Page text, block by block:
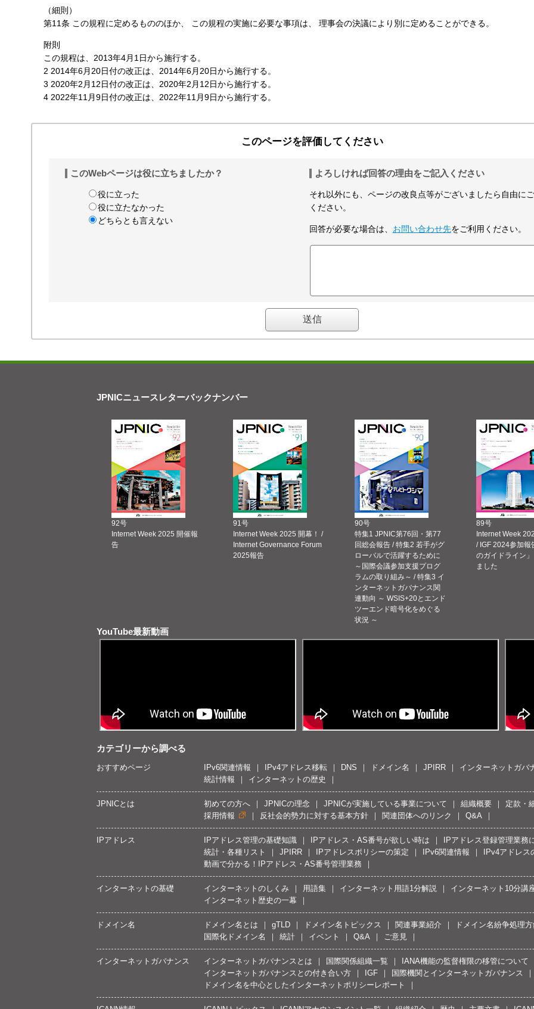
（細則）
第11条 この規程に定めるもののほか、 この規程の実施に必要な事項は、 理事会の決議により別に定めることができる。
附則
この規程は、2013年4月1日から施行する。
2 2014年6月20日付の改正は、2014年6月20日から施行する。
3 2020年2月12日付の改正は、2020年2月12日から施行する。
4 2022年11月9日付の改正は、2022年11月9日から施行する。
このページを評価してください
このWebページは役に立ちましたか？
役に立った
役に立たなかった
どちらとも言えない
よろしければ回答の理由をご記入ください
それ以外にも、ページの改良点等がございましたら自由に
ください。
回答が必要な場合は、 お問い合わせ先をご利用ください。
JPNICニュースレターバックナンバー
92号
Internet Week 2025 開催報
告
91号
Internet Week 2025 開幕！ /
Internet Governance Forum
2025報告
90号
特集1 JPNIC第76回・第77
回総会報告 / 特集2 若手がグ
ローバルで活躍するために
～国際会議参加支援プログ
ラムの取り組み～ / 特集3 イ
ンターネットガバナンス関
連動向 ～ WSIS+20とエンド
ツーエンド暗号化をめぐる
状況 ～
89号
Internet Week
/ IGF 2024参加報
のガイドライン
ました
YouTube最新動画
カテゴリーから調べる
おすすめページ IPv6関連情報 IPv4アドレス移転 DNS ドメイン名 JPIRR
インターネットガバ
統計情報
インターネットの歴史
JPNICとは 初めての方へ JPNICの理念 JPNICが実施している事業について 組織概要
定款・
採用情報
反社会的勢力に対する基本方針 関連団体へのリンク Q&A
IPアドレス IPアドレス管理の基礎知識 IPアドレス・AS番号が欲しい時は
IPアドレス登録管理業務
統計・各種リスト
JPIRR IPアドレスポリシーの策定 IPv6関連情報
IPv4アドレス
動画で分かる！IPアドレス・AS番号管理業務
インターネットの基礎 インターネットのしくみ 用語集 インターネット用語1分解説
インターネット10分講
インターネット歴史の一幕
ドメイン名 ドメイン名とは gTLD ドメイン名トピックス 関連事業紹介
ドメイン名紛争処理
国際化ドメイン名
統計 イベント Q&A ご意見
インターネットガバナンス インターネットガバナンスとは 国際関係組織一覧
IANA機能の監督権限の移管について
インターネットガバナンスとの付き合い方
IGF
国際機関とインターネットガバナンス
ドメイン名を中心としたインターネットポリシーレポート